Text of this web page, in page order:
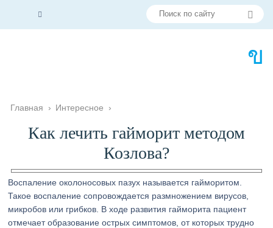
Главная › Интересное ›
Как лечить гайморит методом
Козлова?
Воспаление околоносовых пазух называется гайморитом.
Такое воспаление сопровождается размножением вирусов,
микробов или грибков. В ходе развития гайморита пациент
отмечает образование острых симптомов, от которых трудно